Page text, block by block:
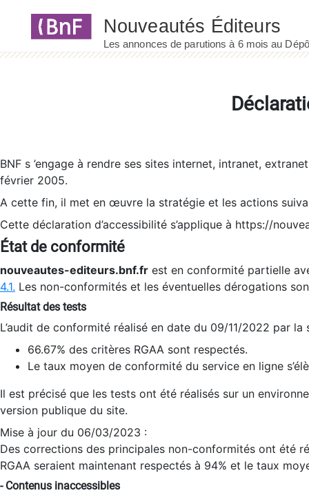
BNF s ’engage à rendre ses sites internet, intranet,
février 2005.
A cette fin, il met en œuvre la stratégie et les actions
Cette déclaration d’accessibilité s’applique à https://
État de conformité
nouveautes-editeurs.bnf.fr est en conformité partielle
4.1. Les non-conformités et les éventuelles dérogations
Résultat des tests
L’audit de conformité réalisé en date du 09/11/2022 par
66.67% des critères RGAA sont respectés.
Le taux moyen de conformité du service en ligne
Il est précisé que les tests ont été réalisés sur un
version publique du site.
Mise à jour du 06/03/2023 :
Des corrections des principales non-conformités ont été
RGAA seraient maintenant respectés à 94% et le taux
- Contenus inaccessibles